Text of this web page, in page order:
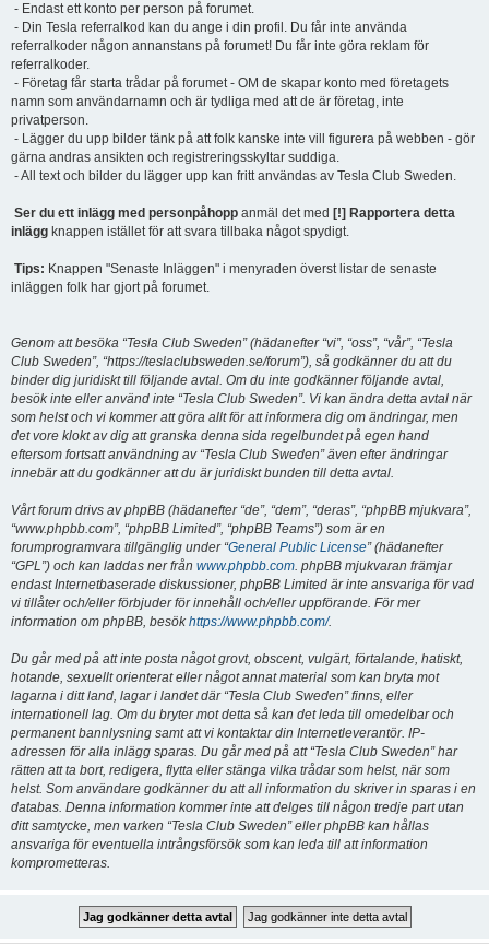
- Endast ett konto per person på forumet.
- Din Tesla referralkod kan du ange i din profil. Du får inte använda
referralkoder någon annanstans på forumet! Du får inte göra reklam för
referralkoder.
- Företag får starta trådar på forumet - OM de skapar konto med företagets
namn som användarnamn och är tydliga med att de är företag, inte
privatperson.
- Lägger du upp bilder tänk på att folk kanske inte vill figurera på webben - gör
gärna andras ansikten och registreringsskyltar suddiga.
- All text och bilder du lägger upp kan fritt användas av Tesla Club Sweden.
Ser du ett inlägg med personpåhopp anmäl det med [!] Rapportera detta
inlägg knappen istället för att svara tillbaka något spydigt.
Tips: Knappen "Senaste Inläggen" i menyraden överst listar de senaste
inläggen folk har gjort på forumet.
Genom att besöka “Tesla Club Sweden” (hädanefter “vi”, “oss”, “vår”, “Tesla
Club Sweden”, “https://teslaclubsweden.se/forum”), så godkänner du att du
binder dig juridiskt till följande avtal. Om du inte godkänner följande avtal,
besök inte eller använd inte “Tesla Club Sweden”. Vi kan ändra detta avtal när
som helst och vi kommer att göra allt för att informera dig om ändringar, men
det vore klokt av dig att granska denna sida regelbundet på egen hand
eftersom fortsatt användning av “Tesla Club Sweden” även efter ändringar
innebär att du godkänner att du är juridiskt bunden till detta avtal.
Vårt forum drivs av phpBB (hädanefter “de”, “dem”, “deras”, “phpBB mjukvara”,
“www.phpbb.com”, “phpBB Limited”, “phpBB Teams”) som är en
forumprogramvara tillgänglig under “General Public License” (hädanefter
“GPL”) och kan laddas ner från www.phpbb.com. phpBB mjukvaran främjar
endast Internetbaserade diskussioner, phpBB Limited är inte ansvariga för vad
vi tillåter och/eller förbjuder för innehåll och/eller uppförande. För mer
information om phpBB, besökhttps://www.phpbb.com/.
Du går med på att inte posta något grovt, obscent, vulgärt, förtalande, hatiskt,
hotande, sexuellt orienterat eller något annat material som kan bryta mot
lagarna i ditt land, lagar i landet där “Tesla Club Sweden” finns, eller
internationell lag. Om du bryter mot detta så kan det leda till omedelbar och
permanent bannlysning samt att vi kontaktar din Internetleverantör. IP-
adressen för alla inlägg sparas. Du går med på att “Tesla Club Sweden” har
rätten att ta bort, redigera, flytta eller stänga vilka trådar som helst, när som
helst. Som användare godkänner du att all information du skriver in sparas i en
databas. Denna information kommer inte att delges till någon tredje part utan
ditt samtycke, men varken “Tesla Club Sweden” eller phpBB kan hållas
ansvariga för eventuella intrångsförsök som kan leda till att information
komprometteras.